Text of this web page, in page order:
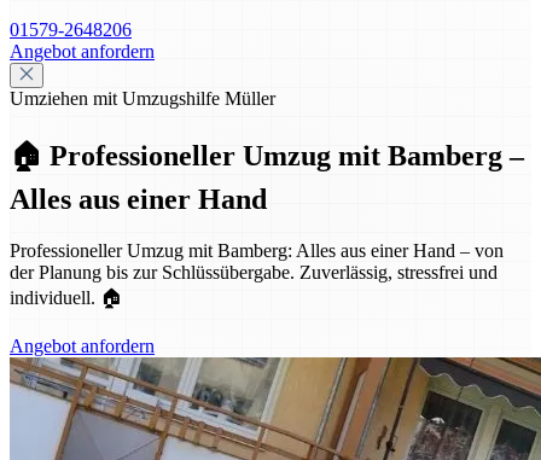
01579-2648206
Angebot anfordern
Umziehen mit Umzugshilfe Müller
🏠 Professioneller Umzug mit Bamberg –
Alles aus einer Hand
Professioneller Umzug mit Bamberg: Alles aus einer Hand – von
der Planung bis zur Schlüssübergabe. Zuverlässig, stressfrei und
individuell. 🏠
Angebot anfordern